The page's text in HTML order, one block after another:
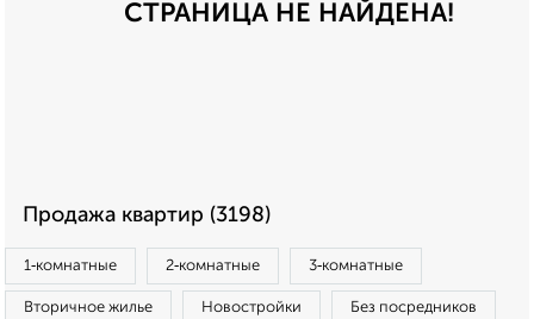
СТРАНИЦА НЕ НАЙДЕНА!
Продажа квартир (3198)
1‑комнатные 2‑комнатные 3‑комнатные
Вторичное жилье Новостройки Без посредников